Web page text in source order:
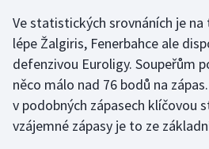
Short track
Sportovní střelba
Stolní tenis
Triatlon
Ve statistických srovnáních je
lépe Žalgiris, Fenerbahce ale
defenzivou Euroligy. Soupeřům
něco málo nad 76 bodů na
v podobných zápasech klíčovou
vzájemné zápasy je to ze